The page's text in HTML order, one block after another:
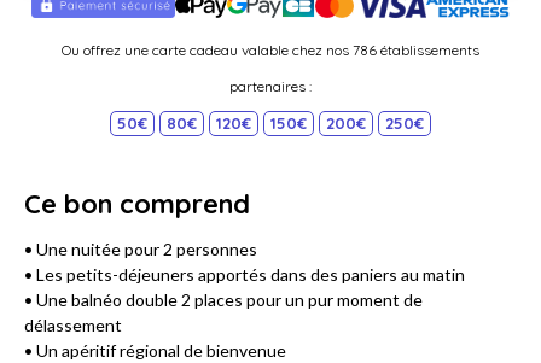
Ou offrez une carte cadeau valable chez nos 786 établissements
partenaires :
50€ 80€ 120€ 150€ 200€ 250€
Ce bon comprend
• Une nuitée pour 2 personnes
• Les petits-déjeuners apportés dans des paniers au matin
• Une balnéo double 2 places pour un pur moment de
délassement
• Un apéritif régional de bienvenue